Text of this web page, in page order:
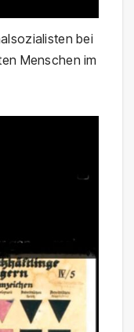
bei
Menschen im